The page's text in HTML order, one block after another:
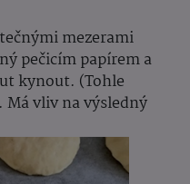
mezerami
pečicím papírem a
kynout. (Tohle
vliv na výsledný